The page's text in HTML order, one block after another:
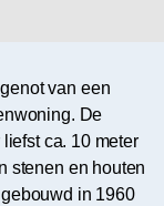
van een
De
ca. 10 meter
stenen en houten
in 1960